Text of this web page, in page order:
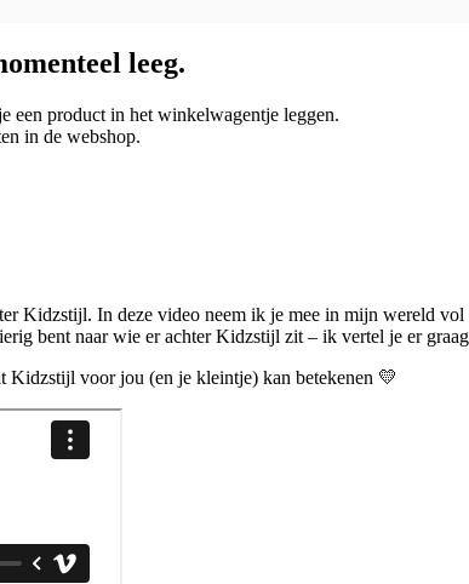
leeg.
een product in het winkelwagentje leggen.
in de webshop.
Kidzstijl. In deze video neem ik je mee in mijn wereld
bent naar wie er achter Kidzstijl zit – ik vertel je er
Kidzstijl voor jou (en je kleintje) kan betekenen 💛